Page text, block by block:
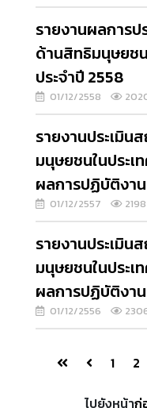
รายงานผลการ
ด้านสิทธิมนุษยช
ประจำปี 2558
01/12/2558
รายงานประเมิ
มนุษยชนในประเ
ผลการปฏิบัติงาน
01/12/2557 2198
รายงานประเมิ
มนุษยชนในประเ
ผลการปฏิบัติงา
01/12/2556
1 2
ไปยังหน้าก่